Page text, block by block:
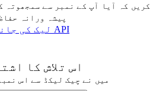
کریں کہ آیا آپ کے نمبر سے سمجھوتہ
پیشہ ورانہ
لیک کی انٹیگریٹ API
اس تلاش کا
میں نے چیک لیکڈ سے اس